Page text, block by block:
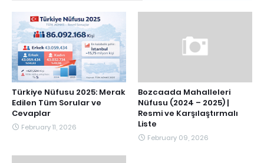
Türkiye Nüfusu 2025: Merak
Edilen Tüm Sorular ve
Cevaplar
February 11, 2026
Bozcaada Mahalleleri
Nüfusu (2024 – 2025) |
Resmi ve Karşılaştırmalı
Liste
February 09, 2026